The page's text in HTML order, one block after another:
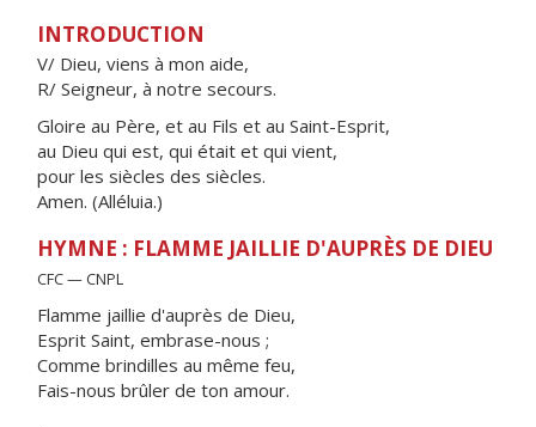
INTRODUCTION
V/ Dieu, viens à mon aide,
R/ Seigneur, à notre secours.
Gloire au Père, et au Fils et au Saint-Esprit,
au Dieu qui est, qui était et qui vient,
pour les siècles des siècles.
Amen. (Alléluia.)
HYMNE : FLAMME JAILLIE D'AUPRÈS DE DIEU
CFC — CNPL
Flamme jaillie d'auprès de Dieu,
Esprit Saint, embrase-nous ;
Comme brindilles au même feu,
Fais-nous brûler de ton amour.